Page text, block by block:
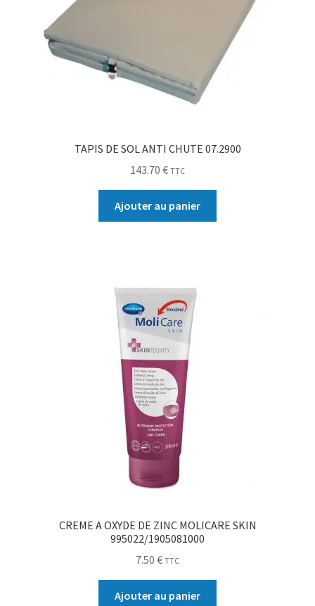
TAPIS DE SOL ANTI CHUTE 07.2900
143.70 € TTC
Ajouter au panier
CREME A OXYDE DE ZINC MOLICARE SKIN
995022/1905081000
7.50 € TTC
Ajouter au panier